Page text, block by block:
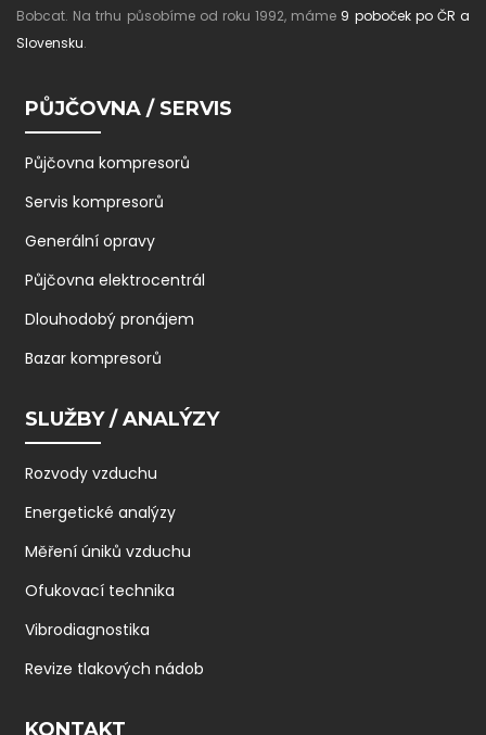
Bobcat. Na trhu působíme od roku 1992, máme 9 poboček po ČR a
Slovensku.
PŮJČOVNA / SERVIS
Půjčovna kompresorů
Servis kompresorů
Generální opravy
Půjčovna elektrocentrál
Dlouhodobý pronájem
Bazar kompresorů
SLUŽBY / ANALÝZY
Rozvody vzduchu
Energetické analýzy
Měření úniků vzduchu
Ofukovací technika
Vibrodiagnostika
Revize tlakových nádob
KONTAKT